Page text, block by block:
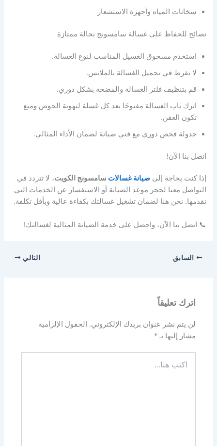
سخانات المياه وأجهزة الاستشعار
نصائح للحفاظ على غسالة سامسونج بحالة ممتازة
استخدم مسحوق الغسيل المناسب لنوع الغسالة.
لا تفرط في تحميل الغسالة بالملابس.
قم بتنظيف فلتر الغسالة والمضخة بشكل دوري.
اترك باب الغسالة مفتوحًا بعد كل غسلة لتهوية الحوض ومنع
تكون العفن.
جدولة فحص دوري مع فني صيانة لضمان الأداء المثالي.
اتصل بنا الآن!
إذا كنت بحاجة إلىصيانة غسالات سامسونج الكويت، لا تتردد في
التواصل معنا لحجز موعد الصيانة أو الاستفسار عن الخدمات التي
نقدمها. نحن هنا لضمان تشغيل غسالتك بكفاءة عالية وبأقل تكلفة.
📞 اتصل بنا الآن، واحصل على خدمة الصيانة المثالية لغسالتك!
السابق التالي
اترك تعليقاً
لن يتم نشر عنوان بريدك الإلكتروني.
الحقول الإلزامية
مشار إليها بـ*
هنا...